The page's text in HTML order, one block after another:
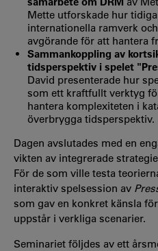
Mette utforskade hur
internationella ramverk
avgörande för att hantera
Sammankoppling av
tidsperspektiv i spelet
David presenterade hur
som ett kraftfullt verktyg
hantera komplexiteten i
överbrygga tidsperspektiv.
Dagen avslutades med en
vikten av integrerade
För de som ville testa
interaktiv spelsession av
som gav en konkret känsla
uppstår i verkliga scenarier.
Seminariet följdes av ett